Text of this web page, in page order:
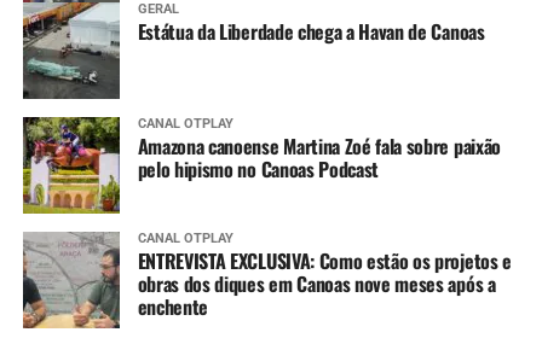
GERAL
Estátua da Liberdade chega a Havan de Canoas
CANAL OTPLAY
Amazona canoense Martina Zoé fala sobre paixão
pelo hipismo no Canoas Podcast
CANAL OTPLAY
ENTREVISTA EXCLUSIVA: Como estão os projetos e
obras dos diques em Canoas nove meses após a
enchente